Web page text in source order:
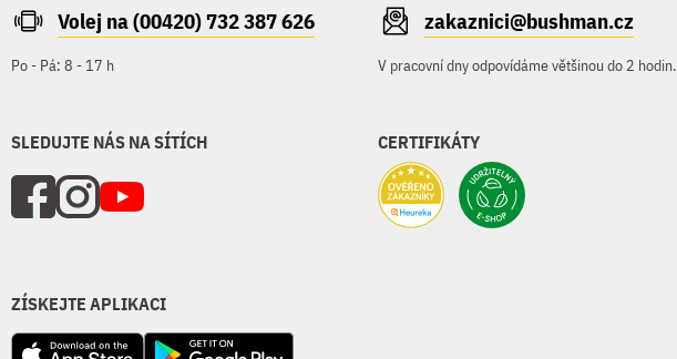
Volej na (00420) 732 387 626
Po - Pá: 8 - 17 h
zakaznici@bushman.cz
V pracovní dny odpovídáme většinou do 2 hodin.
SLEDUJTE NÁS NA SÍTÍCH CERTIFIKÁTY
ZÍSKEJTE APLIKACI